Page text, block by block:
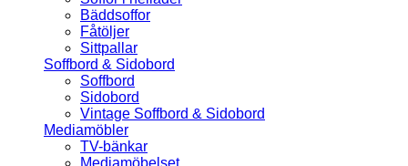
Bäddsoffor
Fåtöljer
Sittpallar
Soffbord & Sidobord
Soffbord
Sidobord
Vintage Soffbord & Sidobord
Mediamöbler
TV-bänkar
Mediamöbelset